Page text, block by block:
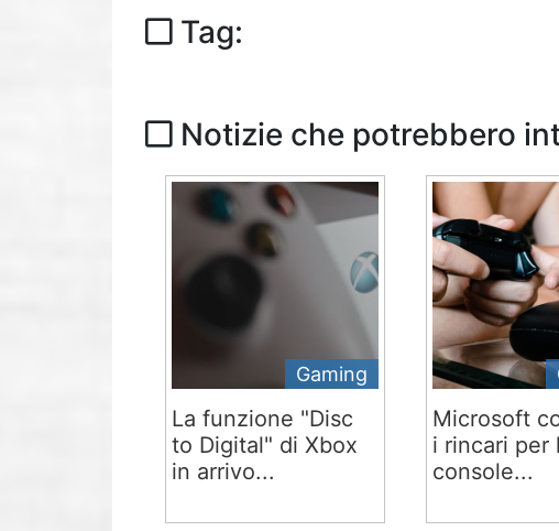
Tag:
Notizie che potrebbero
Gaming
La funzione "Disc
to Digital" di Xbox
in arrivo...
Microsoft
i rincari per
console...